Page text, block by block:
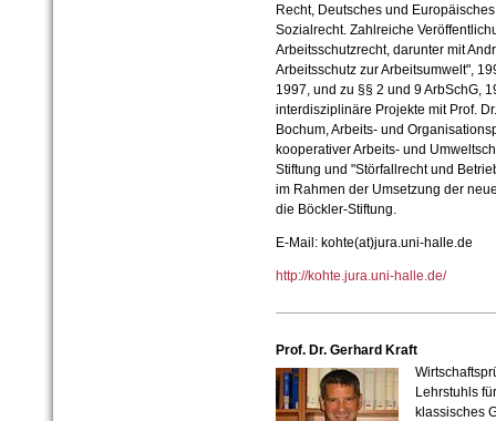
Recht, Deutsches und
Sozialrecht. Zahlreiche
Arbeitsschutzrecht, darunter mit
Arbeitsschutz zur Arbeitsumwelt",
1997, und zu §§ 2 und 9 ArbSchG,
interdisziplinäre Projekte mit Prof.
Bochum, Arbeits- und
kooperativer Arbeits- und
Stiftung und "Störfallrecht und
im Rahmen der Umsetzung der
die Böckler-Stiftung.
E-Mail: kohte(at)jura.uni-halle.de
http://kohte.jura.uni-halle.de/
Prof. Dr. Gerhard Kraft
Lehrstuhls
klassisches